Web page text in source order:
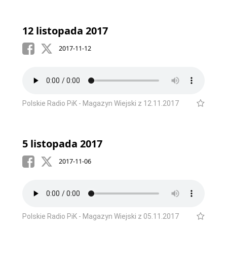
12 listopada 2017
2017-11-12
Polskie Radio PiK - Magazyn Wiejski z 12.11.2017
5 listopada 2017
2017-11-06
Polskie Radio PiK - Magazyn Wiejski z 05.11.2017